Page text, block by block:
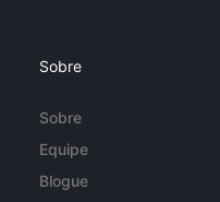
Sobre
Sobre
Equipe
Blogue